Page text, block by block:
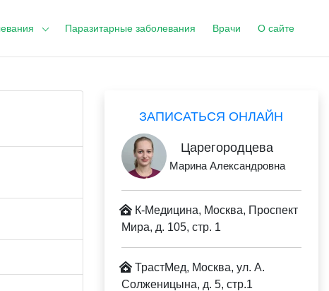
Паразитарные заболевания Врачи О сайте
ЗАПИСАТЬСЯ ОНЛАЙН
Царегородцева
Марина Александровна
К-Медицина, Москва, Проспект
Мира, д. 105, стр. 1
ТрастМед, Москва, ул. А.
Солженицына, д. 5, стр.1